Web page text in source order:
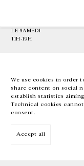
We use cookies in order
share content on social
establish statistics
Technical cookies
consent.
Accept all
LE SAMEDI
11H-19H
EN FR 中文
Inscrivez-vous à notre